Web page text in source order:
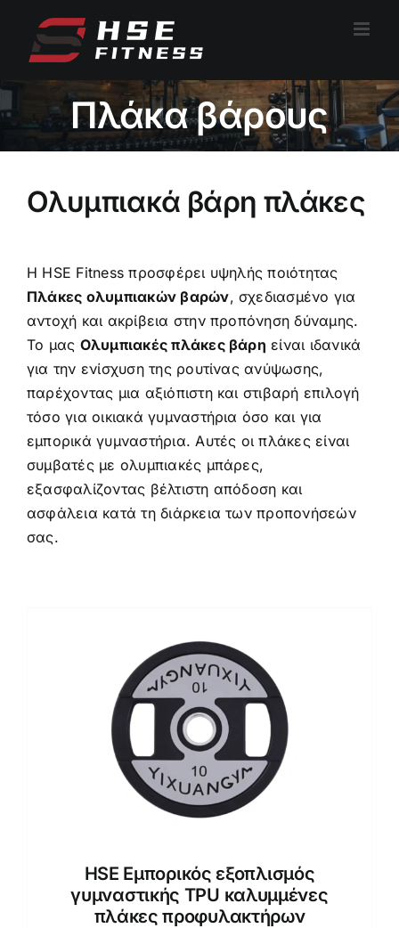
περιεχόμενο
Πλάκα βάρους
Ολυμπιακά βάρη πλάκες
Η HSE Fitness προσφέρει υψηλής ποιότητας
Πλάκες ολυμπιακών βαρών, σχεδιασμένο για
αντοχή και ακρίβεια στην προπόνηση δύναμης.
Το μας Ολυμπιακές πλάκες βάρη είναι ιδανικά
για την ενίσχυση της ρουτίνας ανύψωσης,
παρέχοντας μια αξιόπιστη και στιβαρή επιλογή
τόσο για οικιακά γυμναστήρια όσο και για
εμπορικά γυμναστήρια. Αυτές οι πλάκες είναι
συμβατές με ολυμπιακές μπάρες,
εξασφαλίζοντας βέλτιστη απόδοση και
ασφάλεια κατά τη διάρκεια των προπονήσεών
σας.
HSE Εμπορικός εξοπλισμός
γυμναστικής TPU καλυμμένες
πλάκες προφυλακτήρων